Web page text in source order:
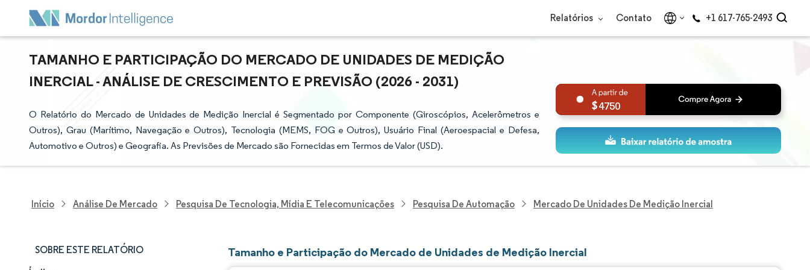
Relatórios Contato +1 617-765-2493
TAMANHO E PARTICIPAÇÃO DO MERCADO DE UNIDADES DE MEDIÇÃO
INERCIAL - ANÁLISE DE CRESCIMENTO E PREVISÃO (2026 - 2031)
O Relatório do Mercado de Unidades de Medição Inercial é Segmentado por Componente (Giroscópios, Acelerômetros e
Outros), Grau (Marítimo, Navegação e Outros), Tecnologia (MEMS, FOG e Outros), Usuário Final (Aeroespacial e Defesa,
Automotivo e Outros) e Geografia. As Previsões de Mercado são Fornecidas em Termos de Valor (USD).
4750
Início Análise De Mercado Pesquisa De Tecnologia, Mídia E Telecomunicações Pesquisa De Automação Mercado De Unidades De Medição Inercial
SOBRE ESTE RELATÓRIO Tamanho e Participação do Mercado de Unidades de Medição Inercial